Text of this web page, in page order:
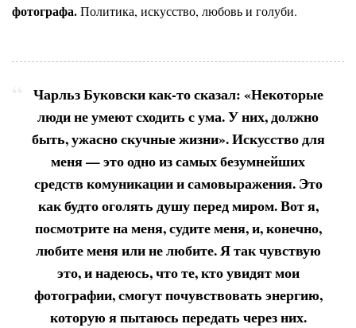
фотографа.Политика, искусство, любовь и голуби.
Чарльз Буковски как-то сказал: «Некоторые
люди не умеют сходить с ума. У них, должно
быть, ужасно скучные жизни». Искусство для
меня — это одно из самых безумнейших
средств комуникации и самовыражения. Это
как будто оголять душу перед миром. Вот я,
посмотрите на меня, судите меня, и, конечно,
любите меня или не любите. Я так чувствую
это, и надеюсь, что те, кто увидят мои
фотографии, смогут почувствовать энергию,
которую я пытаюсь передать через них.